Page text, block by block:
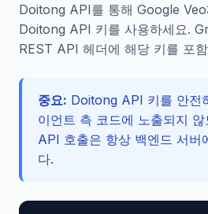
Doitong API를 통해 Google
Doitong API 키를 사용하세요.
REST API 헤더에 해당 키를 포
중요: Doitong API 키를 안전
이언트 측 코드에 노출되지
API 호출은 항상 백엔드 서버
다.